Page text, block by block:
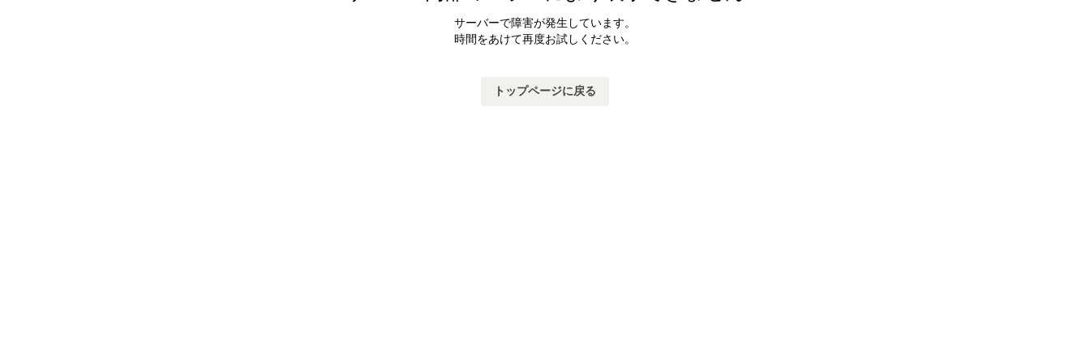
サーバーで障害が発生しています。
時間をあけて再度お試しください。
トップページに戻る